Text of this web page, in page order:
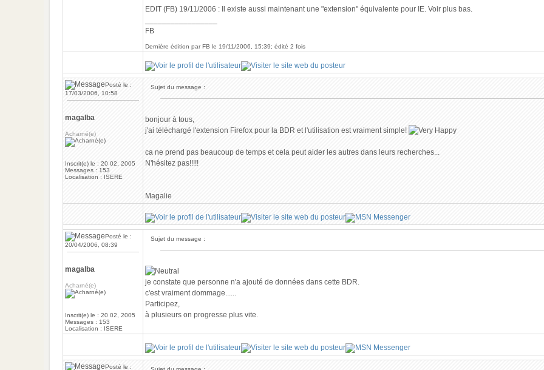
EDIT (FB) 19/11/2006 : Il existe aussi maintenant une "extension" équivalente pour IE. Voir plus bas.
FB
Dernière édition par FB le 19/11/2006, 15:39; édité 2 fois
Posté le :
17/03/2006, 10:58
magalba
Acharné(e)
Inscrit(e) le : 20 02, 2005
Messages : 153
Localisation : ISERE
Sujet du message :
bonjour à tous,
j'ai téléchargé l'extension Firefox pour la BDR et l'utilisation est vraiment simple!
ca ne prend pas beaucoup de temps et cela peut aider les autres dans leurs recherches...
N'hésitez pas!!!!!
Magalie
Posté le :
20/04/2006, 08:39
magalba
Acharné(e)
Inscrit(e) le : 20 02, 2005
Messages : 153
Localisation : ISERE
Sujet du message :
je constate que personne n'a ajouté de données dans cette BDR.
c'est vraiment dommage......
Participez,
à plusieurs on progresse plus vite.
Posté le :